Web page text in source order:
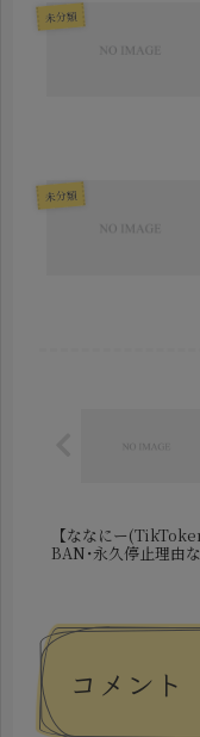
未分類
未分類
【ななにー
BAN･永久停止理由
コメント